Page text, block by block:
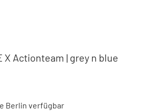
X Actionteam | grey n blue
Berlin verfügbar